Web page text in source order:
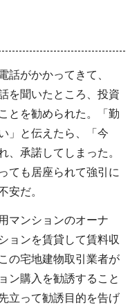
話がかかってきて、
を聞いたところ、投資
とを勧められた。「勤
」と伝えたら、「今
、承諾してしまった。
ても居座られて強引に
安だ。
マンションのオーナ
ョンを賃貸して賃料収
の宅地建物取引業者が
ン購入を勧誘すること
立って勧誘目的を告げ